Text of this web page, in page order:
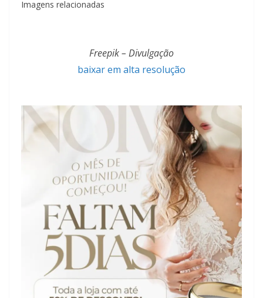
Imagens relacionadas
Freepik – Divulgação
baixar em alta resolução